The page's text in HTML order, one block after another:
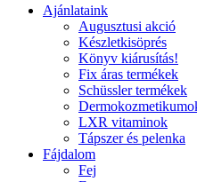
Ajánlataink
Augusztusi akció
Készletkisöprés
Könyv kiárusítás!
Fix áras termékek
Schüssler termékek
LXR vitaminok
Tápszer és pelenka
Fájdalom
Fej